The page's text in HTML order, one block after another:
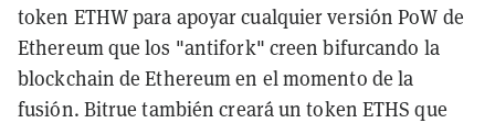
token ETHW para apoyar cualquier versión PoW de
Ethereum que los "antifork" creen bifurcando la
blockchain de Ethereum en el momento de la
fusión. Bitrue también creará un token ETHS que